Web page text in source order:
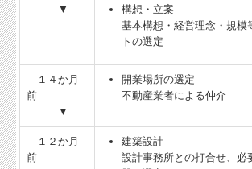
▼
構想・立案
基本構想・経営理念・規模
トの選定
１４か月
前
▼
開業場所の選定
不動産業者による仲介
１２か月
前
建築設計
設計事務所との打合せ、必